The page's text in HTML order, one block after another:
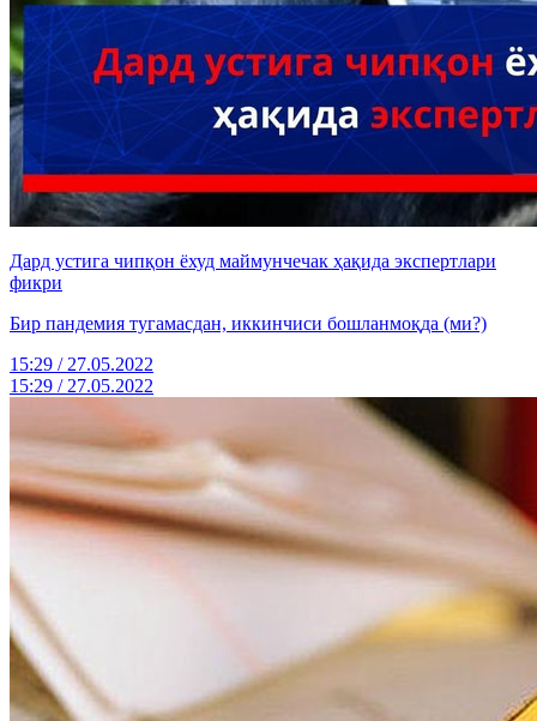
Дард устига чипқон ёхуд маймунчечак ҳақида экспертлари
фикри
Бир пандемия тугамасдан, иккинчиси бошланмоқда (ми?)
15:29 / 27.05.2022
15:29 / 27.05.2022